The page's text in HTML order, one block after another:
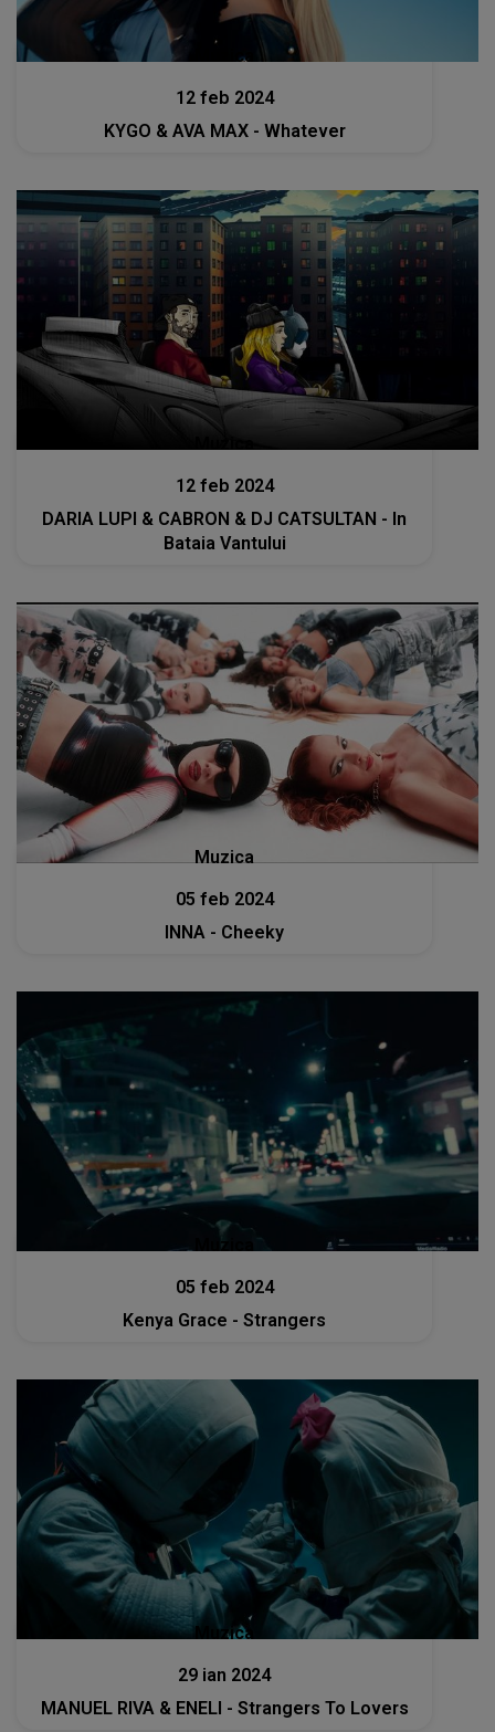
Muzica
12 feb 2024
KYGO & AVA MAX - Whatever
12 feb 2024
DARIA LUPI & CABRON & DJ CATSULTAN - In
Bataia Vantului
Muzica
05 feb 2024
INNA - Cheeky
Muzica
05 feb 2024
Kenya Grace - Strangers
Muzica
29 ian 2024
MANUEL RIVA & ENELI - Strangers To Lovers